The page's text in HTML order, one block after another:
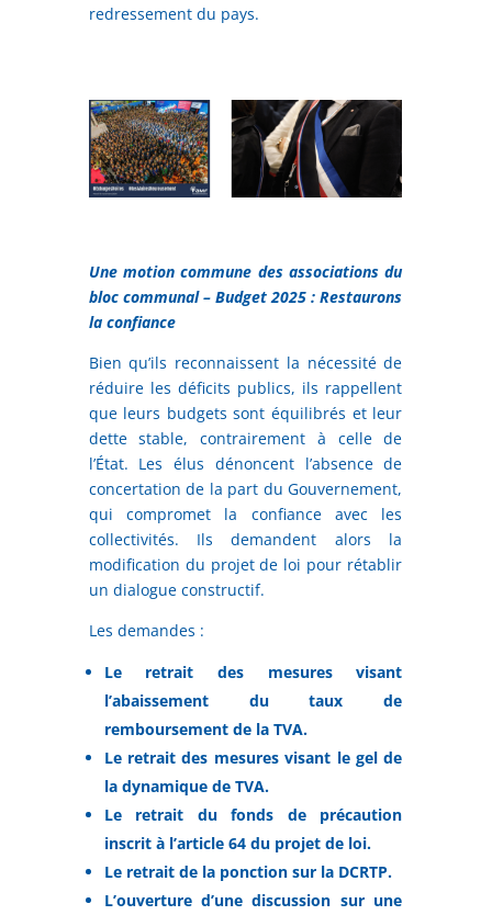
redressement du pays.
Une motion commune des associations du
bloc communal – Budget 2025 : Restaurons
la confiance
Bien qu’ils reconnaissent la nécessité de
réduire les déficits publics, ils rappellent
que leurs budgets sont équilibrés et leur
dette stable, contrairement à celle de
l’État. Les élus dénoncent l’absence de
concertation de la part du Gouvernement,
qui compromet la confiance avec les
collectivités. Ils demandent alors la
modification du projet de loi pour rétablir
un dialogue constructif.
Les demandes :
Le retrait des mesures visant
l’abaissement du taux de
remboursement de la TVA.
Le retrait des mesures visant le gel de
la dynamique de TVA.
Le retrait du fonds de précaution
inscrit à l’article 64 du projet de loi.
Le retrait de la ponction sur la DCRTP.
L’ouverture d’une discussion sur une